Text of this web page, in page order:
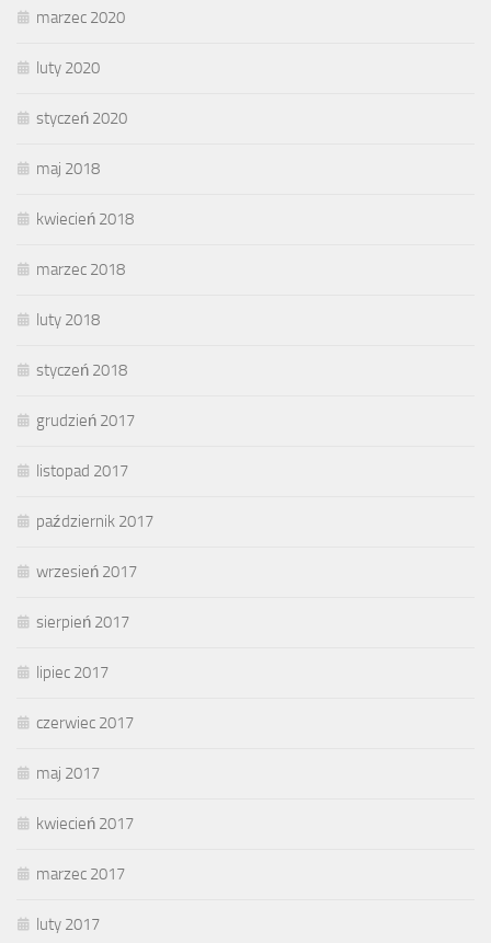
marzec 2020
luty 2020
styczeń 2020
maj 2018
kwiecień 2018
marzec 2018
luty 2018
styczeń 2018
grudzień 2017
listopad 2017
październik 2017
wrzesień 2017
sierpień 2017
lipiec 2017
czerwiec 2017
maj 2017
kwiecień 2017
marzec 2017
luty 2017